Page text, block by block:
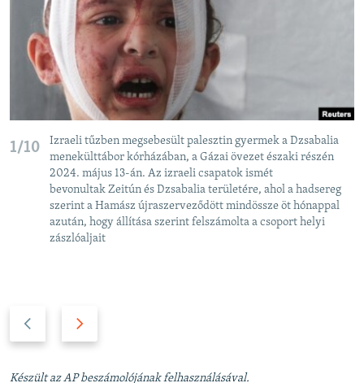
1/10
Izraeli tűzben megsebesült palesztin gyermek a Dzsabalia
menekülttábor kórházában, a Gázai övezet északi részén
2024. május 13-án. Az izraeli csapatok ismét
bevonultak Zeitún és Dzsabalia területére, ahol a hadsereg
szerint a Hamász újraszerveződött mindössze öt hónappal
azután, hogy állítása szerint felszámolta a csoport helyi
zászlóaljait
v
t
Készült az AP beszámolójának felhasználásával.